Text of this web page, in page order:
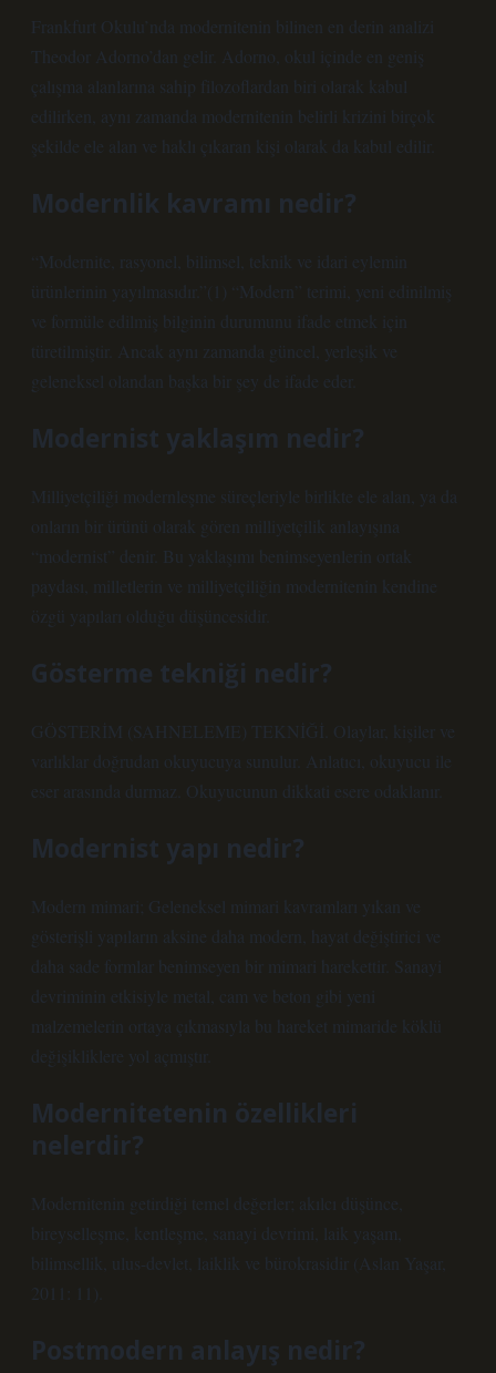
Frankfurt Okulu’nda modernitenin bilinen en derin analizi
Theodor Adorno’dan gelir. Adorno, okul içinde en geniş
çalışma alanlarına sahip filozoflardan biri olarak kabul
edilirken, aynı zamanda modernitenin belirli krizini birçok
şekilde ele alan ve haklı çıkaran kişi olarak da kabul edilir.
Modernlik kavramı nedir?
“Modernite, rasyonel, bilimsel, teknik ve idari eylemin
ürünlerinin yayılmasıdır.”(1) “Modern” terimi, yeni edinilmiş
ve formüle edilmiş bilginin durumunu ifade etmek için
türetilmiştir. Ancak aynı zamanda güncel, yerleşik ve
geleneksel olandan başka bir şey de ifade eder.
Modernist yaklaşım nedir?
Milliyetçiliği modernleşme süreçleriyle birlikte ele alan, ya da
onların bir ürünü olarak gören milliyetçilik anlayışına
“modernist” denir. Bu yaklaşımı benimseyenlerin ortak
paydası, milletlerin ve milliyetçiliğin modernitenin kendine
özgü yapıları olduğu düşüncesidir.
Gösterme tekniği nedir?
GÖSTERİM (SAHNELEME) TEKNİĞİ. Olaylar, kişiler ve
varlıklar doğrudan okuyucuya sunulur. Anlatıcı, okuyucu ile
eser arasında durmaz. Okuyucunun dikkati esere odaklanır.
Modernist yapı nedir?
Modern mimari; Geleneksel mimari kavramları yıkan ve
gösterişli yapıların aksine daha modern, hayat değiştirici ve
daha sade formlar benimseyen bir mimari harekettir. Sanayi
devriminin etkisiyle metal, cam ve beton gibi yeni
malzemelerin ortaya çıkmasıyla bu hareket mimaride köklü
değişikliklere yol açmıştır.
Modernitetenin özellikleri
nelerdir?
Modernitenin getirdiği temel değerler; akılcı düşünce,
bireyselleşme, kentleşme, sanayi devrimi, laik yaşam,
bilimsellik, ulus-devlet, laiklik ve bürokrasidir (Aslan Yaşar,
2011: 11).
Postmodern anlayış nedir?